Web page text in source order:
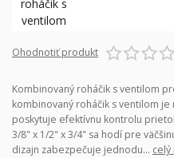
Ohodnotiť produkt
Kombinovaný roháčik s ventilom
kombinovaný roháčik s ventilom
poskytuje efektívnu kontrolu
3/8" x 1/2" x 3/4" sa hodí pre
dizajn zabezpečuje jednodu...